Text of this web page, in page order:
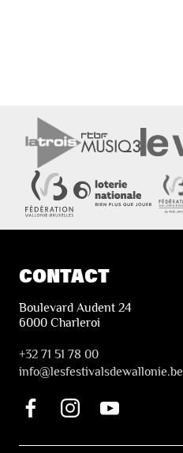
CONTACT
Boulevard Audent 24
6000 Charleroi
+32 71 51 78 00
info@lesfestivalsdewallonie.be